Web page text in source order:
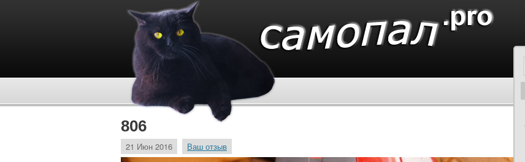
806
21 Июн 2016 Ваш отзыв